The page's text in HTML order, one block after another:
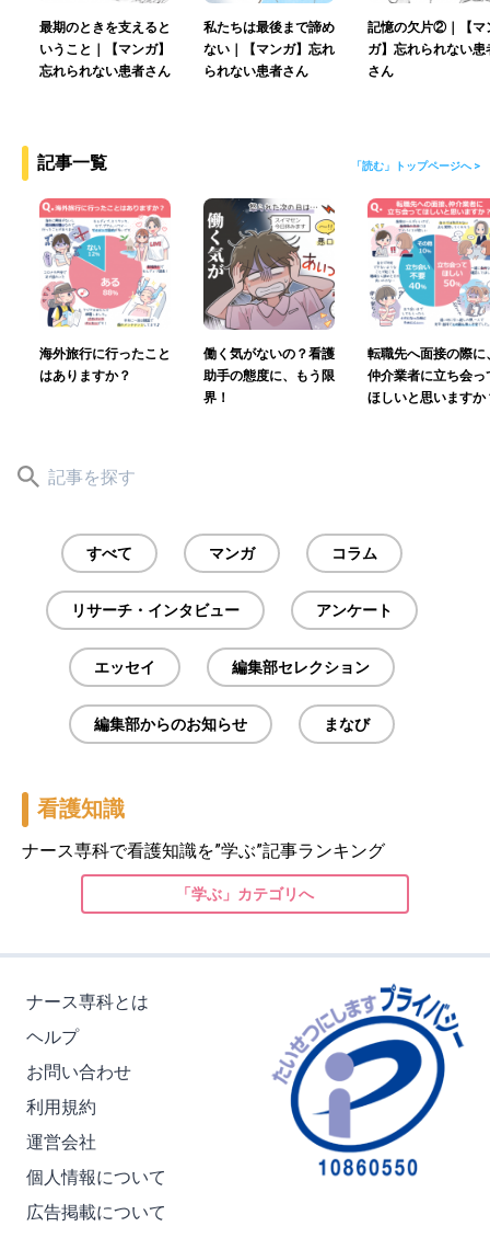
最期のときを支えると
いうこと｜【マンガ】
忘れられない患者さん
私たちは最後まで諦め
ない｜【マンガ】忘れ
られない患者さん
記憶の欠片②｜【マ
ガ】忘れられない患
さん
記事一覧 「読む」トップページへ >
海外旅行に行ったこと
はありますか？
働く気がないの？看護
助手の態度に、もう限
界！
転職先へ面接の際に
仲介業者に立ち会っ
ほしいと思いますか
すべて マンガ コラム
リサーチ・インタビュー アンケート
エッセイ 編集部セレクション
編集部からのお知らせ まなび
看護知識
ナース専科で看護知識を”学ぶ”記事ランキング
「学ぶ」カテゴリへ
ナース専科とは
ヘルプ
お問い合わせ
利用規約
運営会社
個人情報について
広告掲載について